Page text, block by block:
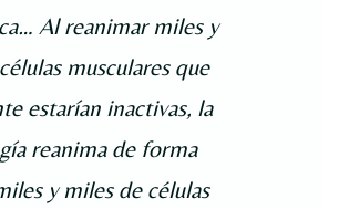
Al reanimar miles y
musculares que
estarían inactivas, la
reanima de forma
y miles de células